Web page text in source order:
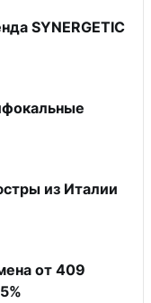
SYNERGETIC
из Италии
от 409